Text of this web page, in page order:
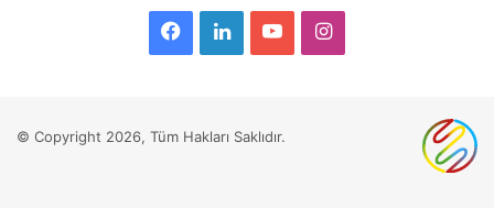
Facebook
LinkedInYouTubeInstagram
© Copyright 2026, Tüm Hakları Saklıdır.